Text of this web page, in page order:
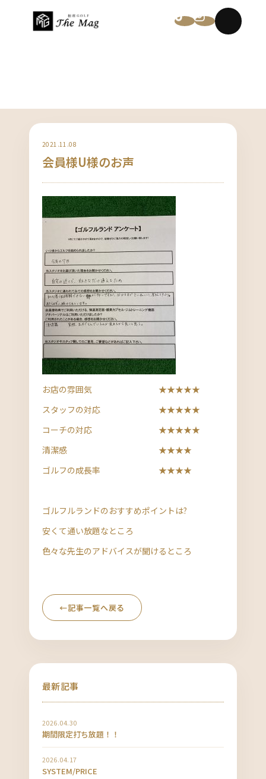
2021.11.08
会員様U様のお声
お店の雰囲気 ★★★★★
スタッフの対応 ★★★★★
コーチの対応 ★★★★★
清潔感 ★★★★
ゴルフの成長率 ★★★★
ゴルフルランドのおすすめポイントは?
安くて通い放題なところ
色々な先生のアドバイスが聞けるところ
←記事一覧へ戻る
最新記事
2026.04.30
期間限定打ち放題！！
2026.04.17
SYSTEM/PRICE